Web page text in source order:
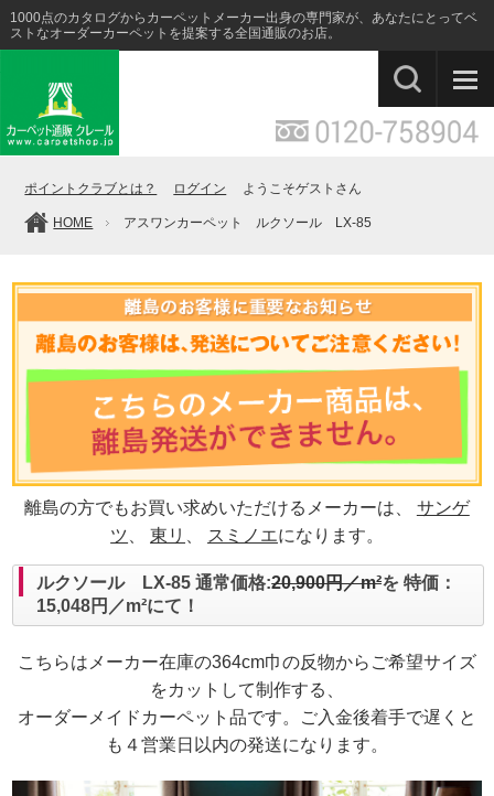
1000点のカタログからカーペットメーカー出身の専門家が、あなたにとってベ
ストなオーダーカーペットを提案する全国通販のお店。
ポイントクラブとは？ ログイン ようこそゲストさん
HOME アスワンカーペット ルクソール LX-85
離島の方でもお買い求めいただけるメーカーは、 サンゲ
ツ 、東リ スミノエになります。
ルクソール LX-85 通常価格:20,900円／m²を 特価：
15,048円／m²にて！
こちらはメーカー在庫の364cm巾の反物からご希望サイズ
をカットして制作する、
オーダーメイドカーペット品です。ご入金後着手で遅くと
も４営業日以内の発送になります。